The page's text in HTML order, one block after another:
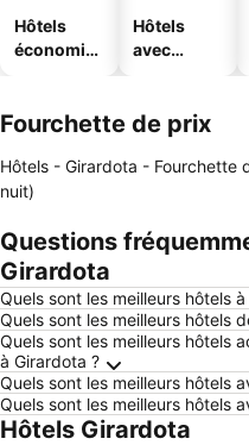
Hôtels
économiq
Hôtels
avec
Fourchette de prix
Hôtels - Girardota - Fourchette
nuit)
Questions
Girardota
Quels sont les meilleurs hôtels
Quels sont les meilleurs hôtels
Quels sont les meilleurs hôtels
à Girardota ?
Quels sont les meilleurs hôtels
Quels sont les meilleurs hôtels
Hôtels Girardota